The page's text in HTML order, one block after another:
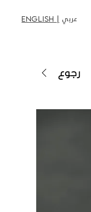
English | عربي
رجوع